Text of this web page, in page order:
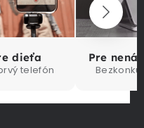
dieťa
telefón
Pre